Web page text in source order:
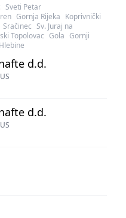
Sveti Petar
Gornja Rijeka Koprivnički
Sračinec Sv. Juraj na
Topolovac Gola Gornji
Hlebine
d.d.
d.d.